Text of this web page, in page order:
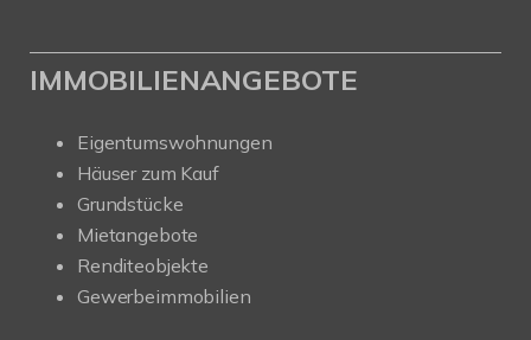
IMMOBILIENANGEBOTE
Eigentumswohnungen
Häuser zum Kauf
Grundstücke
Mietangebote
Renditeobjekte
Gewerbeimmobilien